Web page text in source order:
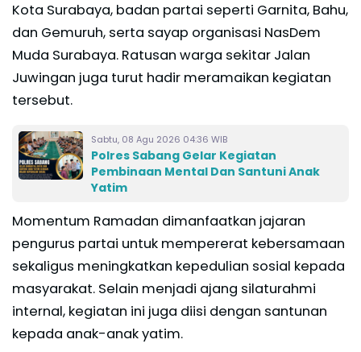
Kota Surabaya, badan partai seperti Garnita, Bahu,
dan Gemuruh, serta sayap organisasi NasDem
Muda Surabaya. Ratusan warga sekitar Jalan
Juwingan juga turut hadir meramaikan kegiatan
tersebut.
Sabtu, 08 Agu 2026 04:36 WIB
Polres Sabang Gelar Kegiatan
Pembinaan Mental Dan Santuni Anak
Yatim
Momentum Ramadan dimanfaatkan jajaran
pengurus partai untuk mempererat kebersamaan
sekaligus meningkatkan kepedulian sosial kepada
masyarakat. Selain menjadi ajang silaturahmi
internal, kegiatan ini juga diisi dengan santunan
kepada anak-anak yatim.